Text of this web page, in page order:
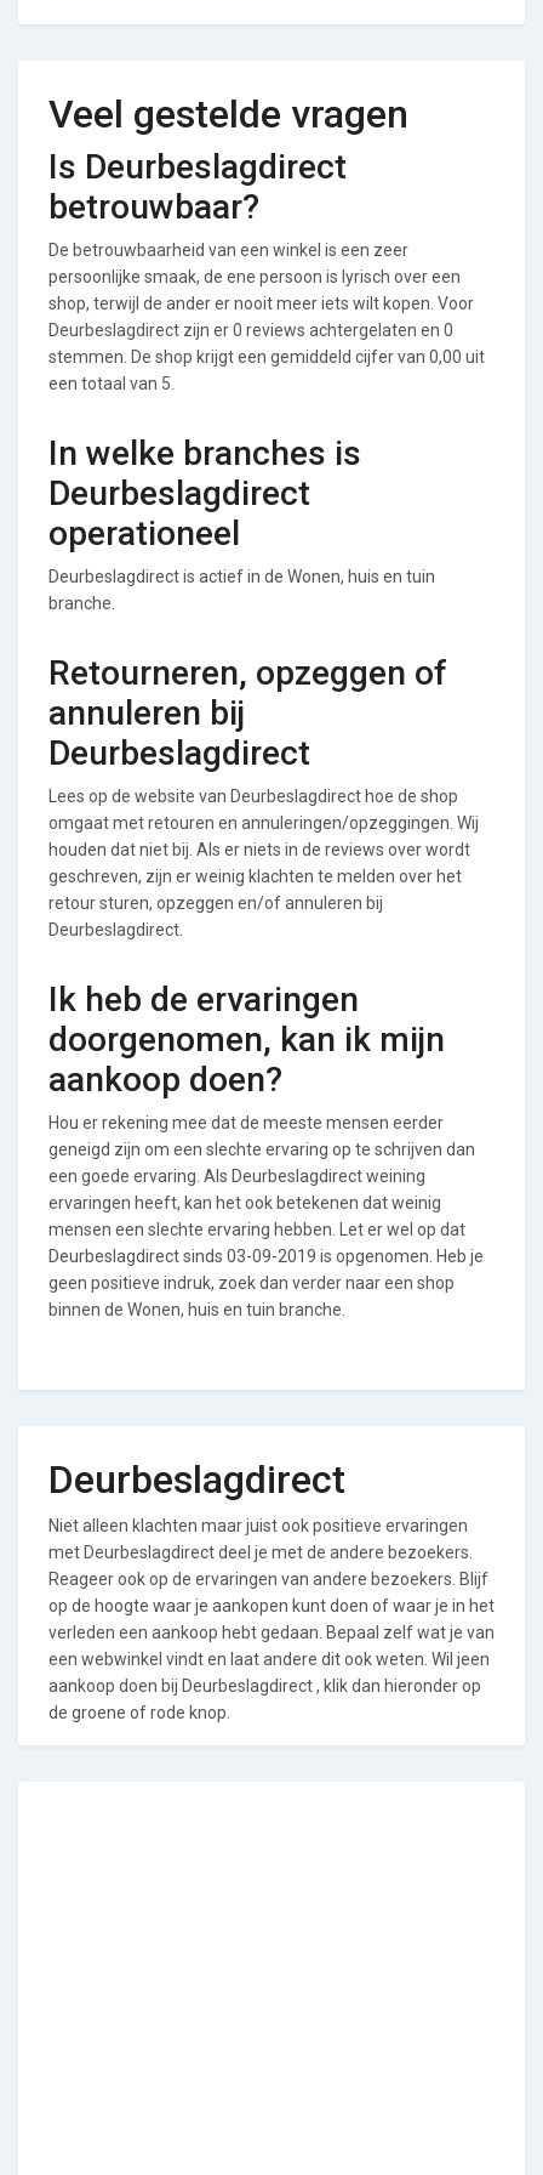
Veel gestelde vragen
Is Deurbeslagdirect
betrouwbaar?
De betrouwbaarheid van een winkel is een zeer
persoonlijke smaak, de ene persoon is lyrisch over een
shop, terwijl de ander er nooit meer iets wilt kopen. Voor
Deurbeslagdirect zijn er 0 reviews achtergelaten en 0
stemmen. De shop krijgt een gemiddeld cijfer van 0,00 uit
een totaal van 5.
In welke branches is
Deurbeslagdirect
operationeel
Deurbeslagdirect is actief in de Wonen, huis en tuin
branche.
Retourneren, opzeggen of
annuleren bij
Deurbeslagdirect
Lees op de website van Deurbeslagdirect hoe de shop
omgaat met retouren en annuleringen/opzeggingen. Wij
houden dat niet bij. Als er niets in de reviews over wordt
geschreven, zijn er weinig klachten te melden over het
retour sturen, opzeggen en/of annuleren bij
Deurbeslagdirect.
Ik heb de ervaringen
doorgenomen, kan ik mijn
aankoop doen?
Hou er rekening mee dat de meeste mensen eerder
geneigd zijn om een slechte ervaring op te schrijven dan
een goede ervaring. Als Deurbeslagdirect weining
ervaringen heeft, kan het ook betekenen dat weinig
mensen een slechte ervaring hebben. Let er wel op dat
Deurbeslagdirect sinds 03-09-2019 is opgenomen. Heb je
geen positieve indruk, zoek dan verder naar een shop
binnen de Wonen, huis en tuin branche.
Deurbeslagdirect
Niet alleen klachten maar juist ook positieve ervaringen
met Deurbeslagdirect deel je met de andere bezoekers.
Reageer ook op de ervaringen van andere bezoekers. Blijf
op de hoogte waar je aankopen kunt doen of waar je in het
verleden een aankoop hebt gedaan. Bepaal zelf wat je van
een webwinkel vindt en laat andere dit ook weten. Wil jeen
aankoop doen bij Deurbeslagdirect , klik dan hieronder op
de groene of rode knop.